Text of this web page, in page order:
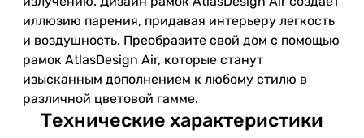
иллюзию парения, придавая интерьеру легкость
и воздушность. Преобразите свой дом с помощью
рамок AtlasDesign Air, которые станут
изысканным дополнением к любому стилю в
различной цветовой гамме.
Технические характеристики